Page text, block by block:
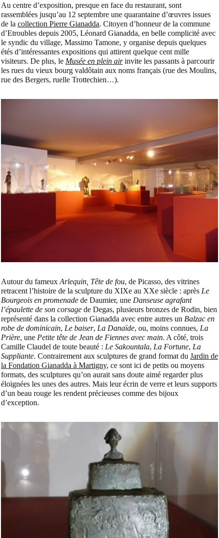
Au centre d’exposition, presque en face du restaurant, sont
rassemblées jusqu’au 12 septembre une quarantaine d’œuvres issues
de la collection Pierre Gianadda. Citoyen d’honneur de la commune
d’Etroubles depuis 2005, Léonard Gianadda, en belle complicité avec
le syndic du village, Massimo Tamone, y organise depuis quelques
étés d’intéressantes expositions qui attirent quelque cent mille
visiteurs. De plus, le Musée en plein airinvite les passants à parcourir
les rues du vieux bourg valdôtain aux noms français (rue des Moulins,
rue des Bergers, ruelle Trottechien…).
Autour du fameux Arlequin, Tête de fou, de Picasso, des vitrines
retracent l’histoire de la sculpture du XIXe au XXe siècle : après Le
Bourgeois en promenade de Daumier, une Danseuse agrafant
l’épaulette de son corsage de Degas, plusieurs bronzes de Rodin, bien
représenté dans la collection Gianadda avec entre autres un Balzac en
robe de dominicain, Le baiser, La Danaïde, ou, moins connues, La
Prière, une Petite tête de Jean de Fiennes avec main. A côté, trois
Camille Claudel de toute beauté : Le Sakountala, La Fortune, La
Suppliante. Contrairement aux sculptures de grand format du Jardin de
la Fondation Gianadda à Martigny, ce sont ici de petits ou moyens
formats, des sculptures qu’on aurait sans doute aimé regarder plus
éloignées les unes des autres. Mais leur écrin de verre et leurs supports
d’un beau rouge les rendent précieuses comme des bijoux
d’exception.